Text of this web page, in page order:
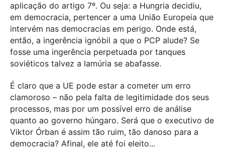
aplicação do artigo 7º. Ou seja: a Hungria decidiu,
em democracia, pertencer a uma União Europeia que
intervém nas democracias em perigo. Onde está,
então, a ingerência ignóbil a que o PCP alude? Se
fosse uma ingerência perpetuada por tanques
soviéticos talvez a lamúria se abafasse.
É claro que a UE pode estar a cometer um erro
clamoroso – não pela falta de legitimidade dos seus
processos, mas por um possível erro de análise
quanto ao governo húngaro. Será que o executivo de
Viktor Órban é assim tão ruim, tão danoso para a
democracia? Afinal, ele até foi eleito...